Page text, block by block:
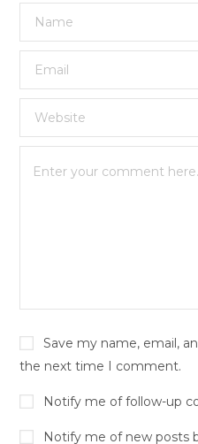
Save my name, email,
the next time I comment.
Notify me of follow-up
Notify me of new posts